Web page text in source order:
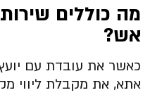
מה כוללים
אש?
כאשר את עובדת עם
אתא, את מקבלת ליווי